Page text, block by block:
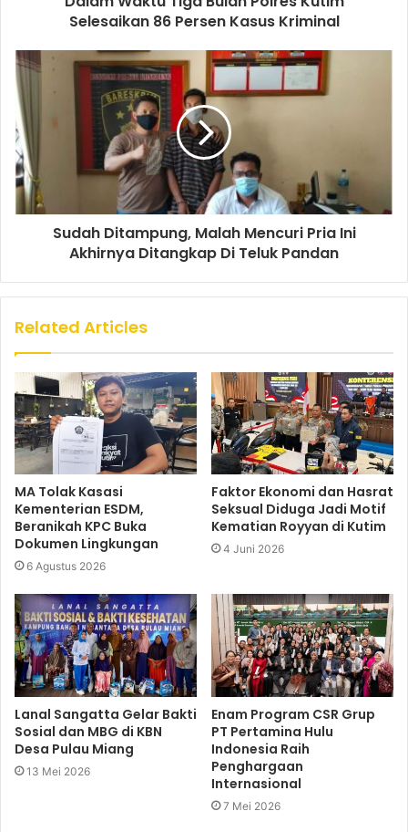
Selesaikan 86 Persen Kasus Kriminal
Sudah Ditampung, Malah Mencuri Pria Ini
Akhirnya Ditangkap Di Teluk Pandan
Related Articles
MA Tolak Kasasi
Kementerian ESDM,
Beranikah KPC Buka
Dokumen Lingkungan
6 Agustus 2026
Faktor Ekonomi dan Hasrat
Seksual Diduga Jadi Motif
Kematian Royyan di Kutim
4 Juni 2026
Lanal Sangatta Gelar Bakti
Sosial dan MBG di KBN
Desa Pulau Miang
13 Mei 2026
Enam Program CSR Grup
PT Pertamina Hulu
Indonesia Raih
Penghargaan
Internasional
7 Mei 2026